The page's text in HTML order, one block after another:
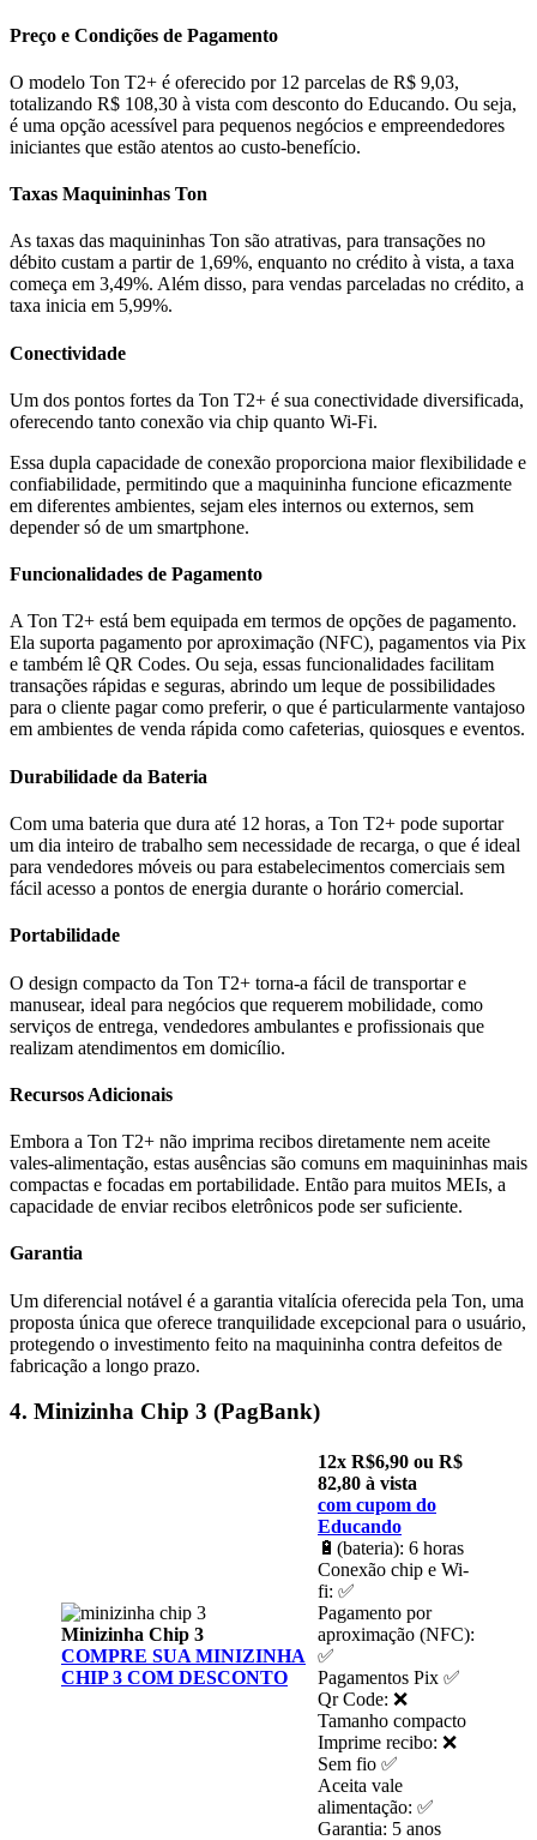
Preço e Condições de Pagamento
O modelo Ton T2+ é oferecido por 12 parcelas de R$ 9,03,
totalizando R$ 108,30 à vista com desconto do Educando. Ou seja,
é uma opção acessível para pequenos negócios e empreendedores
iniciantes que estão atentos ao custo-benefício.
Taxas Maquininhas Ton
As taxas das maquininhas Ton são atrativas, para transações no
débito custam a partir de 1,69%, enquanto no crédito à vista, a taxa
começa em 3,49%. Além disso, para vendas parceladas no crédito, a
taxa inicia em 5,99%.
Conectividade
Um dos pontos fortes da Ton T2+ é sua conectividade diversificada,
oferecendo tanto conexão via chip quanto Wi-Fi.
Essa dupla capacidade de conexão proporciona maior flexibilidade e
confiabilidade, permitindo que a maquininha funcione eficazmente
em diferentes ambientes, sejam eles internos ou externos, sem
depender só de um smartphone.
Funcionalidades de Pagamento
A Ton T2+ está bem equipada em termos de opções de pagamento.
Ela suporta pagamento por aproximação (NFC), pagamentos via Pix
e também lê QR Codes. Ou seja, essas funcionalidades facilitam
transações rápidas e seguras, abrindo um leque de possibilidades
para o cliente pagar como preferir, o que é particularmente vantajoso
em ambientes de venda rápida como cafeterias, quiosques e eventos.
Durabilidade da Bateria
Com uma bateria que dura até 12 horas, a Ton T2+ pode suportar
um dia inteiro de trabalho sem necessidade de recarga, o que é ideal
para vendedores móveis ou para estabelecimentos comerciais sem
fácil acesso a pontos de energia durante o horário comercial.
Portabilidade
O design compacto da Ton T2+ torna-a fácil de transportar e
manusear, ideal para negócios que requerem mobilidade, como
serviços de entrega, vendedores ambulantes e profissionais que
realizam atendimentos em domicílio.
Recursos Adicionais
Embora a Ton T2+ não imprima recibos diretamente nem aceite
vales-alimentação, estas ausências são comuns em maquininhas mais
compactas e focadas em portabilidade. Então para muitos MEIs, a
capacidade de enviar recibos eletrônicos pode ser suficiente.
Garantia
Um diferencial notável é a garantia vitalícia oferecida pela Ton, uma
proposta única que oferece tranquilidade excepcional para o usuário,
protegendo o investimento feito na maquininha contra defeitos de
fabricação a longo prazo.
4. Minizinha Chip 3 (PagBank)
Minizinha Chip 3
COMPRE SUA MINIZINHA
CHIP 3 COM DESCONTO
12x R$6,90 ou R$
82,80 à vista
com cupom do
Educando
🔋(bateria): 6 horas
Conexão chip e Wi-
fi: ✅
Pagamento por
aproximação (NFC):
✅
Pagamentos Pix ✅
Qr Code: ❌
Tamanho compacto
Imprime recibo: ❌
Sem fio ✅
Aceita vale
alimentação: ✅
Garantia: 5 anos